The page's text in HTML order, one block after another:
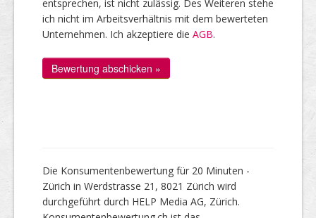
entsprechen, ist nicht zulässig. Des Weiteren stehe
ich nicht im Arbeitsverhältnis mit dem bewerteten
Unternehmen. Ich akzeptiere die AGB.
Die Konsumentenbewertung für 20 Minuten -
Zürich in Werdstrasse 21, 8021 Zürich wird
durchgeführt durch HELP Media AG, Zürich.